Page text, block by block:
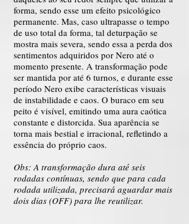
forma, sendo esse um efeito psicológico
permanente. Mas, caso ultrapasse o tempo
de uso total da forma, tal deturpação se
mostra mais severa, sendo essa a perda dos
sentimentos adquiridos por Nero até o
momento presente. A transformação pode
ser mantida por até 6 turnos, e durante esse
período Nero exibe características visuais
de instabilidade e caos. O buraco em seu
peito é visível, emitindo uma aura caótica
constante e distorcida. Sua aparência se
torna mais bestial e irracional, refletindo a
essência do próprio caos.
Obs: A transformação dura até seis
rodadas contínuas, sendo que para cada
rodada utilizada, precisará aguardar mais
dois dias (OFF) para lhe reutilizar.